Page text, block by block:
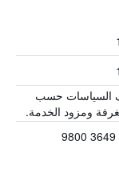
السياسات حسب
ومزود الخدمة.